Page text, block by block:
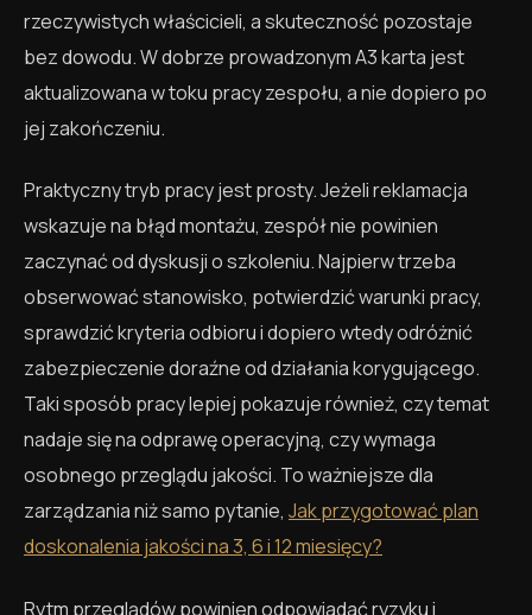
rzeczywistych właścicieli, a skuteczność pozostaje
bez dowodu. W dobrze prowadzonym A3 karta jest
aktualizowana w toku pracy zespołu, a nie dopiero po
jej zakończeniu.
Praktyczny tryb pracy jest prosty. Jeżeli reklamacja
wskazuje na błąd montażu, zespół nie powinien
zaczynać od dyskusji o szkoleniu. Najpierw trzeba
obserwować stanowisko, potwierdzić warunki pracy,
sprawdzić kryteria odbioru i dopiero wtedy odróżnić
zabezpieczenie doraźne od działania korygującego.
Taki sposób pracy lepiej pokazuje również, czy temat
nadaje się na odprawę operacyjną, czy wymaga
osobnego przeglądu jakości. To ważniejsze dla
zarządzania niż samo pytanie, Jak przygotować plan
doskonalenia jakości na 3, 6 i 12 miesięcy?
Rytm przeglądów powinien odpowiadać ryzyku i